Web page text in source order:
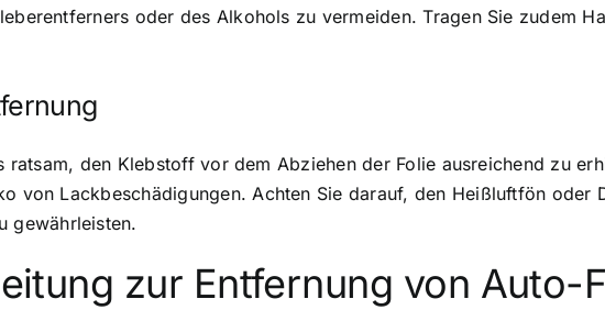
oder des Alkohols zu vermeiden. Tragen Sie zudem
den Klebstoff vor dem Abziehen der Folie ausreichend zu
von Lackbeschädigungen. Achten Sie darauf, den Heißluftfön oder
gewährleisten.
zur Entfernung von Auto-